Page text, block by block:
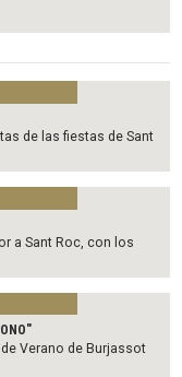
de las fiestas de Sant
a Sant Roc, con los
de Verano de Burjassot